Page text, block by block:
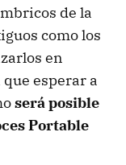
de la
como los
en
esperar a
será posible
Portable